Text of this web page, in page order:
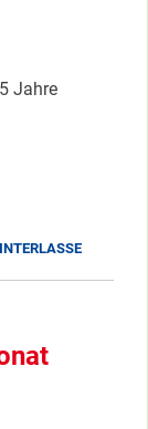
Jahre